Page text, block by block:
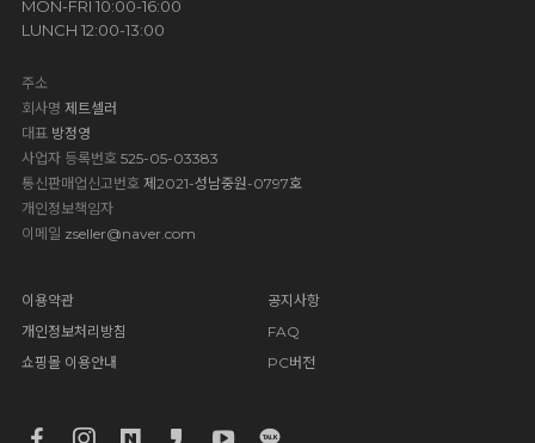
MON-FRI 10:00-16:00
LUNCH 12:00-13:00
주소
회사명 제트셀러
대표방정영
사업자 등록번호 525-05-03383
통신판매업신고번호 제2021-성남중원-0797호
개인정보책임자
이메일 zseller@naver.com
이용약관
개인정보처리방침
쇼핑몰 이용안내
공지사항
FAQ
PC버전